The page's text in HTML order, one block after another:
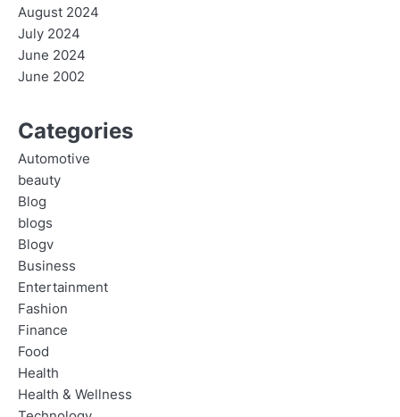
August 2024
July 2024
June 2024
June 2002
Categories
Automotive
beauty
Blog
blogs
Blogv
Business
Entertainment
Fashion
Finance
Food
Health
Health & Wellness